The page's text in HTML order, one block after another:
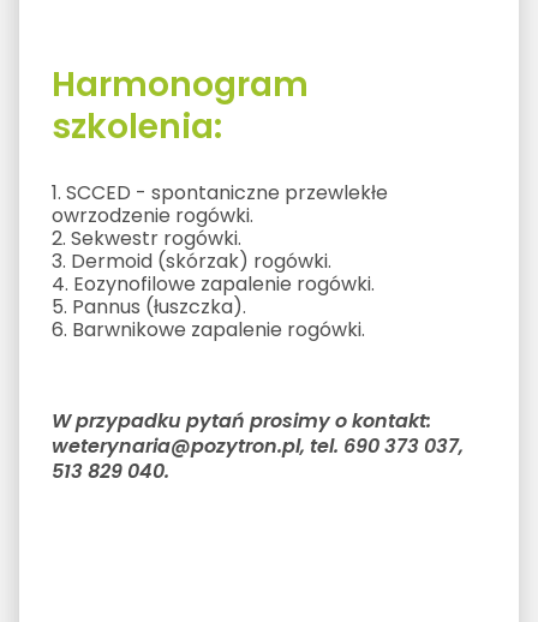
Harmonogram
szkolenia:
1. SCCED - spontaniczne przewlekłe
owrzodzenie rogówki.
2. Sekwestr rogówki.
3. Dermoid (skórzak) rogówki.
4. Eozynofilowe zapalenie rogówki.
5. Pannus (łuszczka).
6. Barwnikowe zapalenie rogówki.
W przypadku pytań prosimy o kontakt:
weterynaria@pozytron.pl, tel. 690 373 037,
513 829 040.